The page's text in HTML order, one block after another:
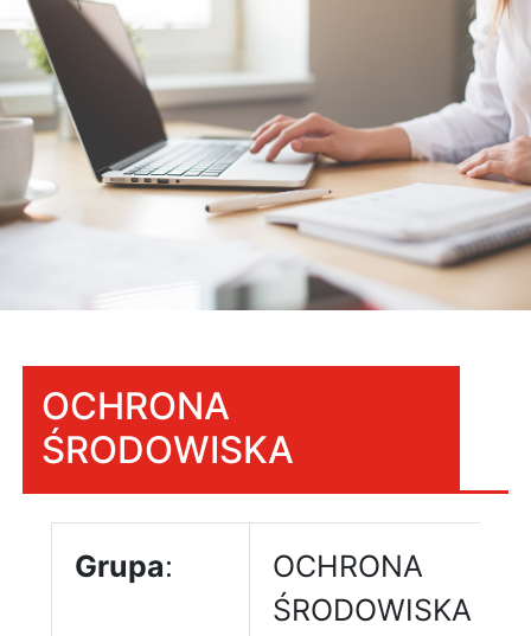
OCHRONA
ŚRODOWISKA
Grupa:
OCHRONA
ŚRODOWISKA